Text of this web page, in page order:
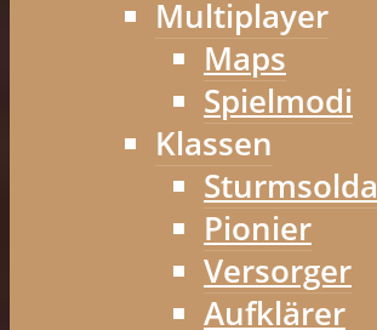
Multiplayer
Maps
Spielmodi
Klassen
Pionier
Versorger
Aufklärer